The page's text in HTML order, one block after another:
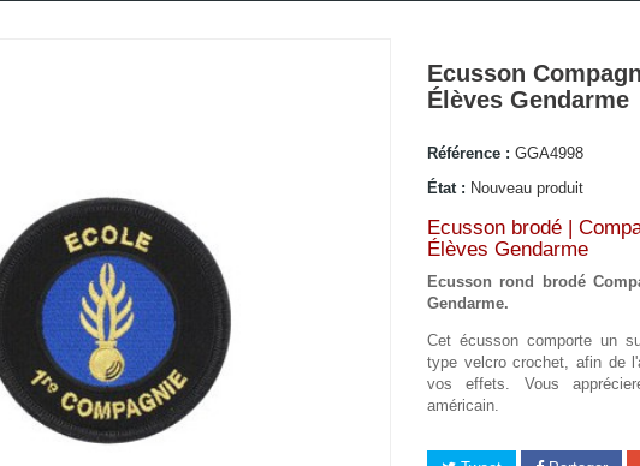
Ecusson
Élèves Gendarme
Référence : GGA4998
État : Nouveau produit
Ecusson brodé |
Élèves Gendarme
Ecusson rond brodé
Gendarme.
Cet écusson comporte un
type velcro crochet, afin de
vos effets. Vous
américain.